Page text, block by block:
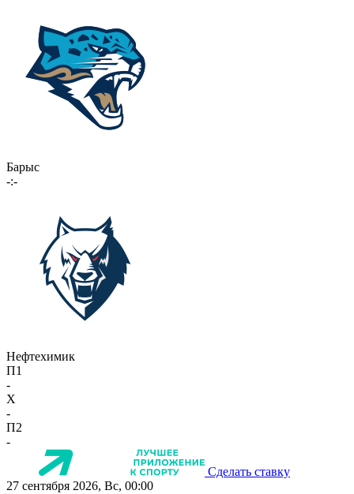
Барыс
-:-
Нефтехимик
П1
-
X
-
П2
-
Сделать ставку
27 сентября 2026, Вс, 00:00